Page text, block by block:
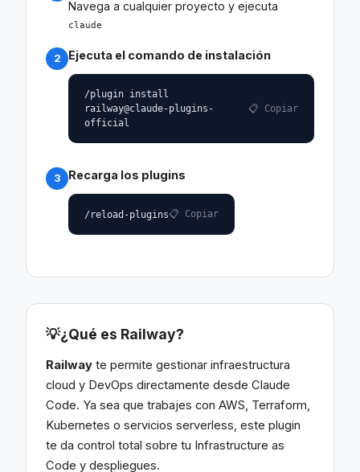
Navega a cualquier proyecto y ejecuta
claude
2 Ejecuta el comando de instalación
/plugin install
railway@claude-plugins-
official
📋 Copiar
3 Recarga los plugins
/reload-plugins📋 Copiar
💡¿Qué es Railway?
Railway te permite gestionar infraestructura
cloud y DevOps directamente desde Claude
Code. Ya sea que trabajes con AWS, Terraform,
Kubernetes o servicios serverless, este plugin
te da control total sobre tu Infrastructure as
Code y despliegues.